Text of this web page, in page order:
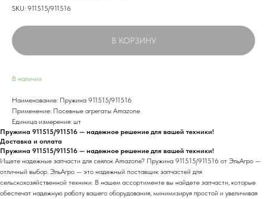
SKU: 911515/911516
В КОРЗИНУ
В наличии
Наименование: Пружина 911515/911516
Применение: Посевные агрегаты Amazone
Единица измерения: шт
Пружина 911515/911516 — надежное решение для вашей техники!
Доставка и оплата
Пружина 911515/911516 — надежное решение для вашей техники!
Ищете надежные запчасти для сеялок Amazone? Пружина 911515/911516 от ЭльАгро —
отличный выбор. ЭльАгро — это надежный поставщик запчастей для
сельскохозяйственной техники. В нашем ассортименте вы найдете запчасти, которые
обеспечат надежную работу вашего оборудования, минимизируя простой и увеличивая